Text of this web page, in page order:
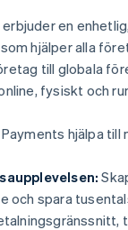
erbjuder en
hjälper alla
till globala
fysiskt och
hjälpa till
och spara